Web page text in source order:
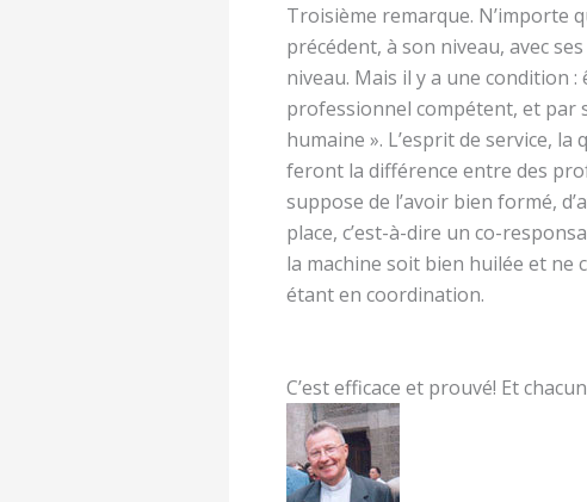
Troisième remarque. N’importe
précédent, à son niveau, avec
niveau. Mais il y a une condition
professionnel compétent, et par
humaine ». L’esprit de service,
feront la différence entre des
suppose de l’avoir bien formé,
place, c’est-à-dire un co-
la machine soit bien huilée et ne
étant en coordination.
C’est efficace et prouvé! Et